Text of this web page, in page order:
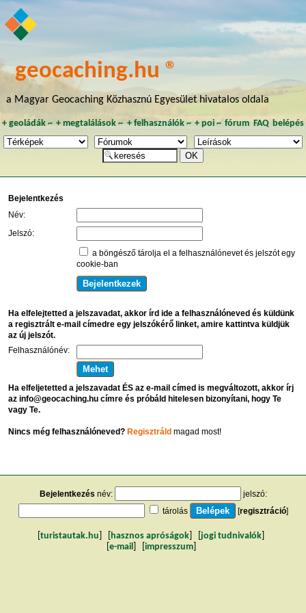
geocaching.hu ®
a Magyar Geocaching Közhasznú Egyesület hivatalos oldala
+ geoládák~ +megtalálások ~ + felhasználók~ + poi~ fórum FAQ belépés
Bejelentkezés
Név:
Jelszó:
a böngésző tárolja el a felhasználónevet és jelszót egy
cookie-ban
Ha elfelejtetted a jelszavadat, akkor írd ide a felhasználóneved és küldünk
a regisztrált e-mail címedre egy jelszókérő linket, amire kattintva küldjük
az új jelszót.
Felhasználónév:
Ha elfeljetetted a jelszavadat ÉS az e-mail címed is megváltozott, akkor írj
az info@geocaching.hu címre és próbáld hitelesen bizonyítani, hogy Te
vagy Te.
Nincs még felhasználóneved? Regisztráldmagad most!
Bejelentkezés név:
jelszó:
tárolás
[regisztráció]
turistautak.hu hasznos apróságok jogi tudnivalók
e-mail impresszum]